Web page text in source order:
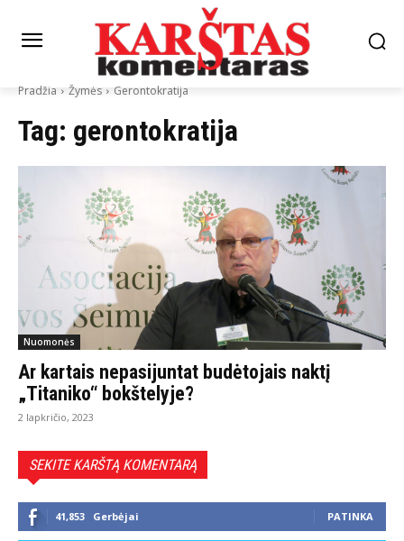
Pradžia Žymės Gerontokratija
Tag: gerontokratija
Nuomonės
Ar kartais nepasijuntat budėtojais naktį
„Titaniko“ bokštelyje?
2 lapkričio, 2023
SEKITE KARŠTĄ KOMENTARĄ
41,853 Gerbėjai PATINKA